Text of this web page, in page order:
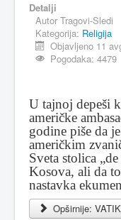
MAGAZIN
FELJTON
IMPRESUM
Detalji
Autor Tragovi-Sledi
Kategorija: Religija
Objavljeno 11
Pogodaka: 4479
U tajnoj depeši
američke
godine piše da
američkim
Sveta stolica
Kosova, ali da
nastavka
Opširnije: